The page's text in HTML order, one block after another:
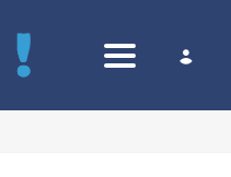
Toggle